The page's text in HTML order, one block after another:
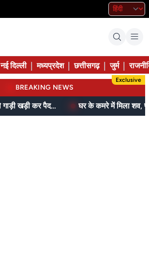
नई दिल्ली मध्यप्रदेश छत्तीसगढ़ जुर्म
BREAKING NEWS
Exclusive
आम के बगीचे में सजी थी महफिल, 300 मीटर पहले गाड़ी खड़ी कर पैदल पहुंची पुलिस घर के कमरे में मिला शव, फंदे